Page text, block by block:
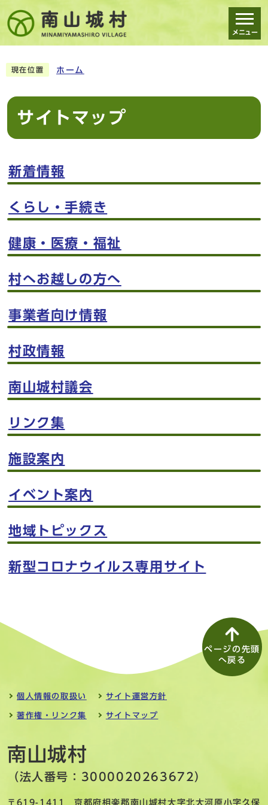
メニュー
現在位置 ホーム
サイトマップ
新着情報
くらし・手続き
健康・医療・福祉
村へお越しの方へ
事業者向け情報
村政情報
南山城村議会
リンク集
施設案内
イベント案内
地域トピックス
新型コロナウイルス専用サイト
ページの先頭
へ戻る
個人情報の取扱い サイト運営方針
著作権・リンク集 サイトマップ
南山城村
（法人番号：3000020263672）
〒619-1411 京都府相楽郡南山城村大字北大河原小字久保